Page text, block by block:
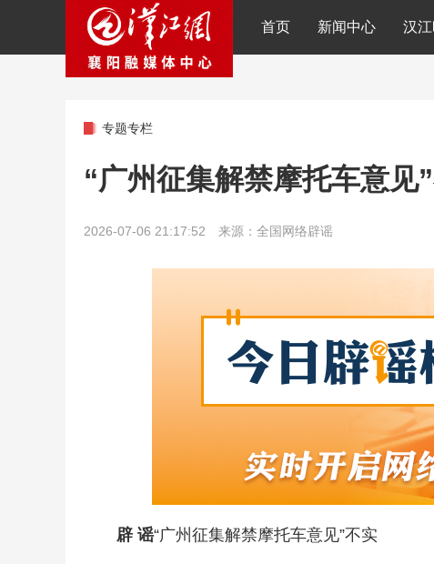
首页 新闻中心 汉
专题专栏
“广州征集解禁摩托车意见”
2026-07-06 21:17:52 来源：全国网络辟谣
辟 谣“广州征集解禁摩托车意见”不实